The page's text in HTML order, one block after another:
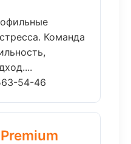
Команда
54-46